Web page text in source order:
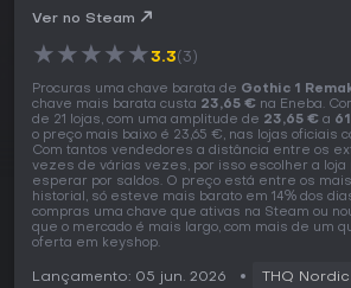
Ver no Steam
★★★★★3.3(3)
Procuras uma chave barata de Gothic 1
chave mais barata custa 23,65 € na Eneba.
de 21 lojas, com uma amplitude de 23,65 € a
o preço mais baixo é 23,65 €, nas lojas oficiais
Com tantos vendedores a distância entre os
vezes de várias vezes, por isso escolher a loja
esperar por saldos. O preço está entre os
historial, só esteve mais barato em 14% dos
compras uma chave que ativas na Steam ou
que o mercado é mais largo, com mais de um
oferta em keyshop.
Lançamento: 05 jun. 2026 THQ Nordic